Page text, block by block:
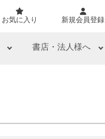
お気に入り 新規会員登録
書店・法人様へ